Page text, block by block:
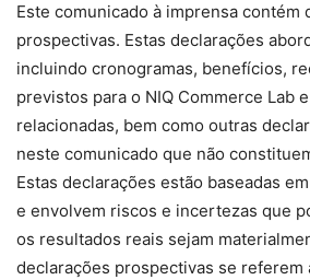
Este comunicado à imprensa contém
prospectivas. Estas declarações
incluindo cronogramas, benefícios,
previstos para o NIQ Commerce Lab
relacionadas, bem como outras
neste comunicado que não
Estas declarações estão baseadas
e envolvem riscos e incertezas que
os resultados reais sejam
declarações prospectivas se referem